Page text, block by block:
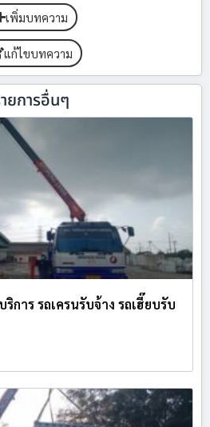
เพิ่มบทความ
แก้ไขบทความ
ยการอื่นๆ
การ รถเครนรับจ้าง รถเฮี๊ยบรับ